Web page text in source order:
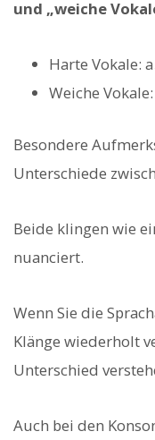
und „weiche
Harte Vokale:
Weiche Vokale:
Besondere
Unterschiede
Beide klingen wie
nuanciert.
Wenn Sie die
Klänge wiederholt
Unterschied
Auch bei den